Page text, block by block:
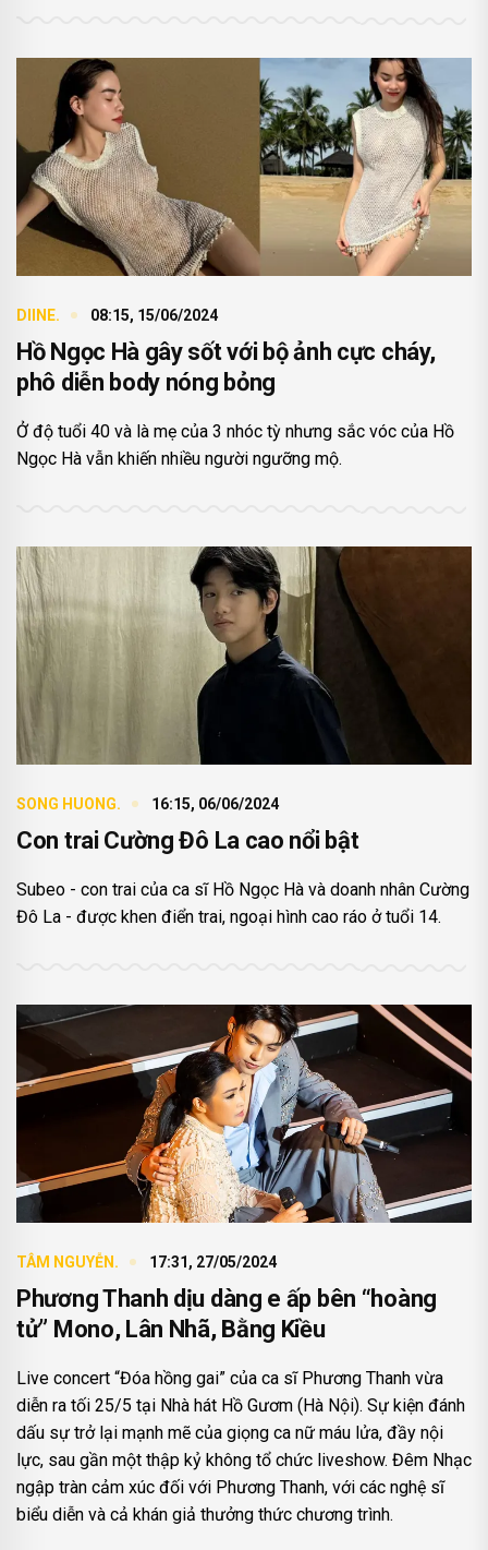
DIINE. 08:15, 15/06/2024
Hồ Ngọc Hà gây sốt với bộ ảnh cực cháy,
phô diễn body nóng bỏng
Ở độ tuổi 40 và là mẹ của 3 nhóc tỳ nhưng sắc vóc của Hồ
Ngọc Hà vẫn khiến nhiều người ngưỡng mộ.
SONG HUONG. 16:15, 06/06/2024
Con trai Cường Đô La cao nổi bật
Subeo - con trai của ca sĩ Hồ Ngọc Hà và doanh nhân Cường
Đô La - được khen điển trai, ngoại hình cao ráo ở tuổi 14.
TÂM NGUYỄN. 17:31, 27/05/2024
Phương Thanh dịu dàng e ấp bên “hoàng
tử” Mono, Lân Nhã, Bằng Kiều
Live concert “Đóa hồng gai” của ca sĩ Phương Thanh vừa
diễn ra tối 25/5 tại Nhà hát Hồ Gươm (Hà Nội). Sự kiện đánh
dấu sự trở lại mạnh mẽ của giọng ca nữ máu lửa, đầy nội
lực, sau gần một thập kỷ không tổ chức liveshow. Đêm Nhạc
ngập tràn cảm xúc đối với Phương Thanh, với các nghệ sĩ
biểu diễn và cả khán giả thưởng thức chương trình.